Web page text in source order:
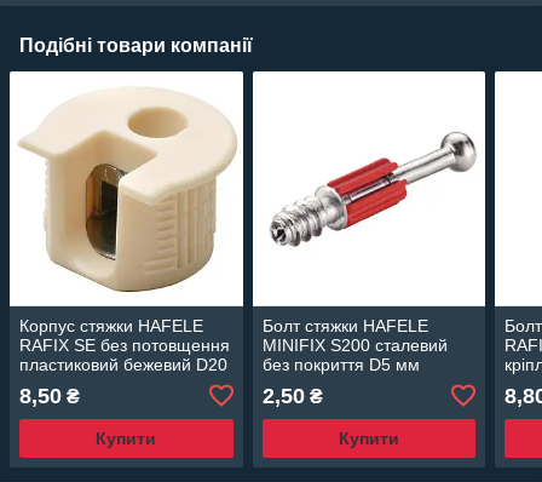
Подібні товари компанії
Корпус стяжки HAFELE
RAFIX SE без потовщення
пластиковий бежевий D20
14.2 мм плита 19 мм
8,50 ₴
Купити
Болт стяжки HAFELE
MINIFIX S200 сталевий
без покриття D5 мм
глібіна свердління 34 мм
2,50₴
Купити
мм